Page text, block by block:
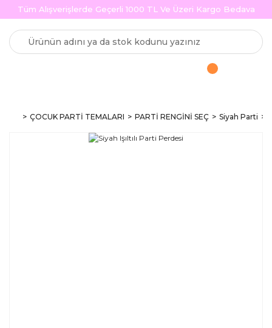
Tüm Alışverişlerde Geçerli 1000 TL Ve Üzeri Kargo Bedava
ÇOCUK PARTİ TEMALARI PARTİ RENGİNİ SEÇ Siyah Parti